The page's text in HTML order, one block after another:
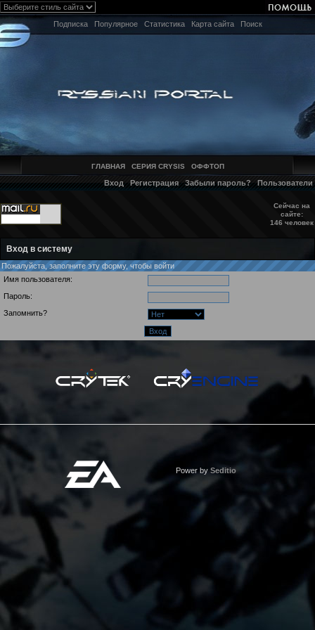
Подписка Популярное Статистика Карта сайта Поиск
ГЛАВНАЯ СЕРИЯ CRYSIS ОФФТОП
Вход Регистрация Забыли пароль? Пользователи
Сейчас на
сайте:
146 человек
Вход в систему
Пожалуйста, заполните эту форму, чтобы войти
Имя пользователя:
Пароль:
Запомнить?
Power by Seditio